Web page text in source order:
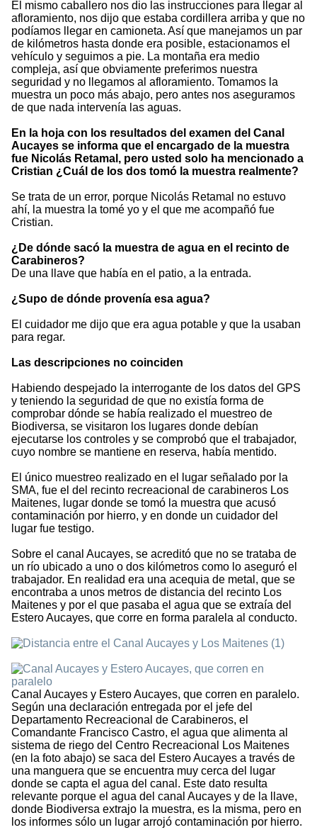
El mismo caballero nos dio las instrucciones para llegar al
afloramiento, nos dijo que estaba cordillera arriba y que no
podíamos llegar en camioneta. Así que manejamos un par
de kilómetros hasta donde era posible, estacionamos el
vehículo y seguimos a pie. La montaña era medio
compleja, así que obviamente preferimos nuestra
seguridad y no llegamos al afloramiento. Tomamos la
muestra un poco más abajo, pero antes nos aseguramos
de que nada intervenía las aguas.
En la hoja con los resultados del examen del Canal
Aucayes se informa que el encargado de la muestra
fue Nicolás Retamal, pero usted solo ha mencionado a
Cristian ¿Cuál de los dos tomó la muestra realmente?
Se trata de un error, porque Nicolás Retamal no estuvo
ahí, la muestra la tomé yo y el que me acompañó fue
Cristian.
¿De dónde sacó la muestra de agua en el recinto de
Carabineros?
De una llave que había en el patio, a la entrada.
¿Supo de dónde provenía esa agua?
El cuidador me dijo que era agua potable y que la usaban
para regar.
Las descripciones no coinciden
Habiendo despejado la interrogante de los datos del GPS
y teniendo la seguridad de que no existía forma de
comprobar dónde se había realizado el muestreo de
Biodiversa, se visitaron los lugares donde debían
ejecutarse los controles y se comprobó que el trabajador,
cuyo nombre se mantiene en reserva, había mentido.
El único muestreo realizado en el lugar señalado por la
SMA, fue el del recinto recreacional de carabineros Los
Maitenes, lugar donde se tomó la muestra que acusó
contaminación por hierro, y en donde un cuidador del
lugar fue testigo.
Sobre el canal Aucayes, se acreditó que no se trataba de
un río ubicado a uno o dos kilómetros como lo aseguró el
trabajador. En realidad era una acequia de metal, que se
encontraba a unos metros de distancia del recinto Los
Maitenes y por el que pasaba el agua que se extraía del
Estero Aucayes, que corre en forma paralela al conducto.
Canal Aucayes y Estero Aucayes, que corren en paralelo.
Según una declaración entregada por el jefe del
Departamento Recreacional de Carabineros, el
Comandante Francisco Castro, el agua que alimenta al
sistema de riego del Centro Recreacional Los Maitenes
(en la foto abajo) se saca del Estero Aucayes a través de
una manguera que se encuentra muy cerca del lugar
donde se capta el agua del canal. Este dato resulta
relevante porque el agua del canal Aucayes y de la llave,
donde Biodiversa extrajo la muestra, es la misma, pero en
los informes sólo un lugar arrojó contaminación por hierro.